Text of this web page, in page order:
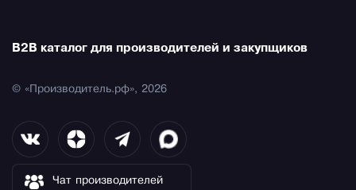
B2B каталог для производителей и закупщиков
© «Производитель.рф», 2026
Чат производителей